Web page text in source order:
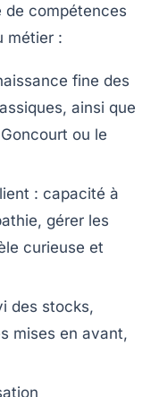
de compétences
métier :
fine des
ainsi que
ou le
: capacité à
gérer les
curieuse et
des stocks,
mises en avant,